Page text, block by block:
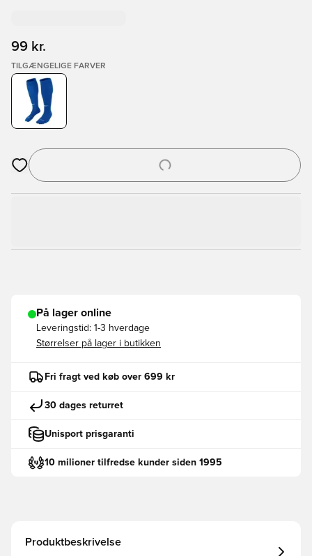
99 kr.
TILGÆNGELIGE FARVER
Åbner en Modal til at logge ind eller tilmelde dig som medlem
På lager online
Leveringstid: 1-3 hverdage
Størrelser på lager i butikken
Fri fragt ved køb over 699 kr
30 dages returret
Unisport prisgaranti
10 milioner tilfredse kunder siden 1995
Produktbeskrivelse